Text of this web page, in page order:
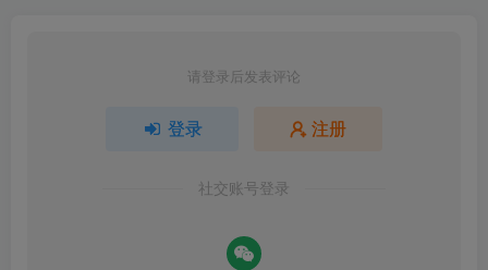
请登录后发表评论
登录 注册
社交账号登录